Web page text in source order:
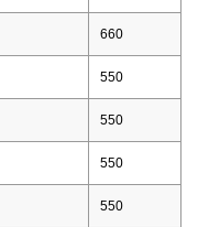
660
550
550
550
550